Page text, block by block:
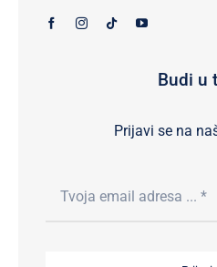
Budi u
Prijavi se na